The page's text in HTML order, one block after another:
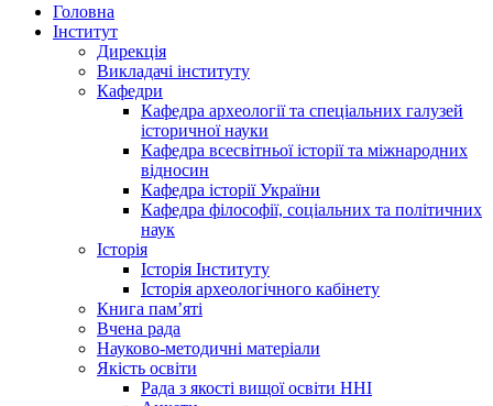
Головна
Інститут
Дирекція
Викладачі інституту
Кафедри
Кафедра археології та спеціальних галузей
історичної науки
Кафедра всесвітньої історії та міжнародних
відносин
Кафедра історії України
Кафедра філософії, соціальних та політичних
наук
Історія
Історія Інституту
Історія археологічного кабінету
Книга памʼяті
Вчена рада
Науково-методичні матеріали
Якість освіти
Рада з якості вищої освіти ННІ